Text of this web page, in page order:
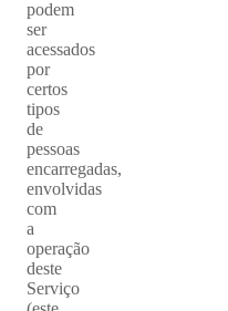
podem
ser
acessados
por
certos
tipos
de
pessoas
encarregadas,
envolvidas
com
a
operação
deste
Serviço